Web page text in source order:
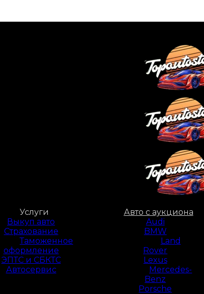
Услуги
Выкуп авто
Страхование
Таможенное
оформление
ЭПТС и СБКТС
Автосервис
Авто с аукциона
Audi
BMW
Land
Rover
Lexus
Mercedes-
Benz
Porsche